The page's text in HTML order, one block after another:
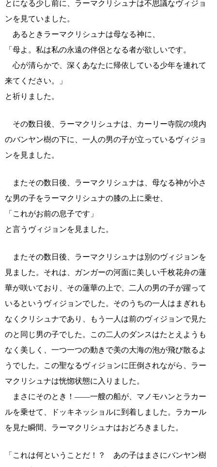
とになる少し前に、ラーマクリシュナは不思議なヴィジョ
ンを見ていました。
あるときラーマクリシュナは母なる神に、
「母よ。私は私の永遠の伴侶となる者が欲しいです。
心が清らかで、深くあなたに帰依している少年を連れて
来てください。」
と祈りました。
その数日後、ラーマクリシュナは、カーリー寺院の境内
のバンヤン樹の下に、一人の男の子が立っているヴィジョ
ンを見ました。
またその数日後、ラーマクリシュナは、母なる神が小さ
な男の子をラーマクリシュナの膝の上に乗せ、
「これがお前の息子です」
と言うヴィジョンを見ました。
またその数日後、ラーマクリシュナは別のヴィジョンを
見ました。それは、ガンガーの河面に美しい千枚花弁の蓮
華が咲いており、その蓮華の上で、二人の男の子が躍って
いるというヴィジョンでした。そのうちの一人はまぎれも
なくクリシュナであり、もう一人は前のヴィジョンで見た
のと同じ男の子でした。この二人のダンスはたとえようも
なく美しく、一つ一つの動きで美の大海の泡が飛び散るよ
うでした。この聖なるヴィジョンに圧倒されながら、ラー
マクリシュナは恍惚状態に入りました。
まさにそのとき！――一艘の船が、マノモハンとラカー
ルを乗せて、ドッキネッショルに到着しました。ラカール
を見た瞬間、ラーマクリシュナはおどろきました。
「これは何ということだ！？ あの子はまさにバンヤン樹